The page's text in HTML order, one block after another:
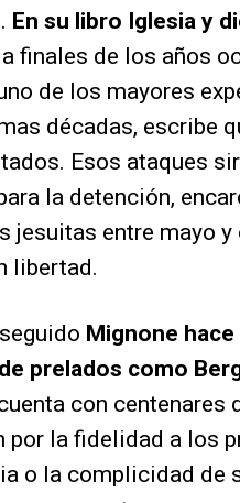
En su libro Iglesia y
finales de los años
de los mayores
décadas, escribe
Esos ataques
la detención,
jesuitas entre mayo
libertad.
Mignone
prelados como
con
por la fidelidad a los
o la complicidad de